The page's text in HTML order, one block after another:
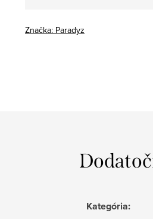
Značka: Paradyz
Kategória: